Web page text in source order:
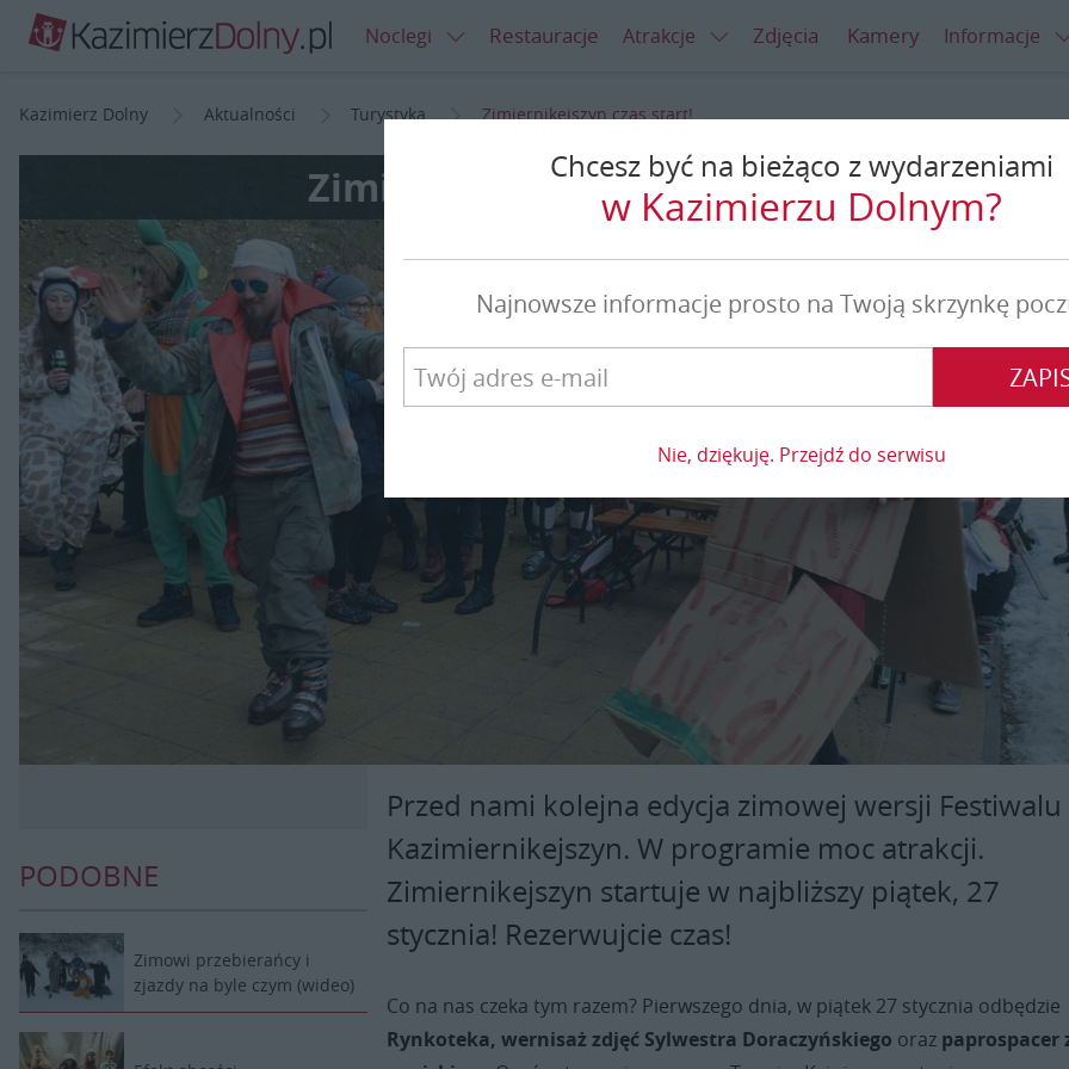
Noclegi Restauracje Atrakcje Zdjęcia Kamery Informacje
Kazimierz Dolny Aktualności Turystyka Zimiernikejszyn czas start!
Zimiernikejszyn czas start!
PODOBNE
Zimowi przebierańcy i
zjazdy na byle czym (wideo)
Przed nami kolejna edycja zimowej wersji Festiwalu
Kazimiernikejszyn. W programie moc atrakcji.
Zimiernikejszyn startuje w najbliższy piątek, 27
stycznia! Rezerwujcie czas!
Co na nas czeka tym razem? Pierwszego dnia, w piątek 27 stycznia odbędzie
Rynkoteka, wernisaż zdjęć Sylwestra Doraczyńskiego oraz paprospacer
Chcesz być na bieżąco z wydarzeniami
w Kazimierzu Dolnym?
Najnowsze informacje prosto na Twoją skrzynkę
Nie, dziękuję. Przejdź do serwisu